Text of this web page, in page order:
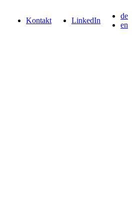
Kontakt LinkedIn
de
en